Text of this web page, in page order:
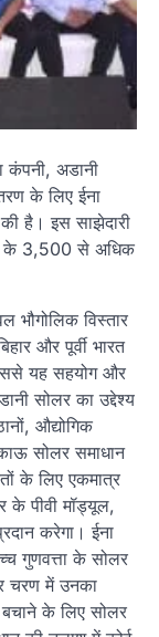
कंपनी, अडानी
के लिए ईना
है। इस साझेदारी
के 3,500 से अधिक
भौगोलिक विस्तार
और पूर्वी भारत
यह सहयोग और
सोलर का उद्देश्य
औद्योगिक
सोलर समाधान
के लिए एकमात्र
के पीवी मॉड्यूल,
करेगा। ईना
गुणवत्ता के सोलर
चरण में उनका
बचाने के लिए सोलर